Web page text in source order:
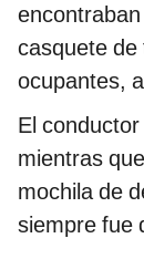
casquete de
ocupantes,
El
mientras
mochila de
siempre fue